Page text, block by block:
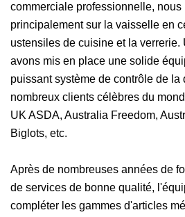
commerciale professionnelle, nous
principalement sur la vaisselle en
ustensiles de cuisine et la verrerie.
avons mis en place une solide
puissant système de contrôle de la
nombreux clients célèbres du
UK ASDA, Australia Freedom,
Biglots, etc.
Après de nombreuses années de
de services de bonne qualité,
compléter les gammes d'articles